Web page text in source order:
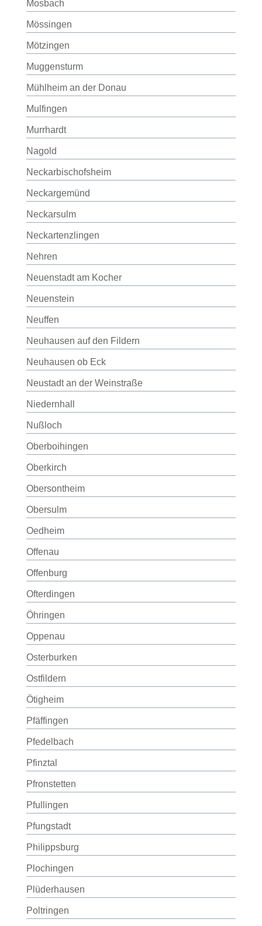
Mosbach
Mössingen
Mötzingen
Muggensturm
Mühlheim an der Donau
Mulfingen
Murrhardt
Nagold
Neckarbischofsheim
Neckargemünd
Neckarsulm
Neckartenzlingen
Nehren
Neuenstadt am Kocher
Neuenstein
Neuffen
Neuhausen auf den Fildern
Neuhausen ob Eck
Neustadt an der Weinstraße
Niedernhall
Nußloch
Oberboihingen
Oberkirch
Obersontheim
Obersulm
Oedheim
Offenau
Offenburg
Ofterdingen
Öhringen
Oppenau
Osterburken
Ostfildern
Ötigheim
Pfäffingen
Pfedelbach
Pfinztal
Pfronstetten
Pfullingen
Pfungstadt
Philippsburg
Plochingen
Plüderhausen
Poltringen